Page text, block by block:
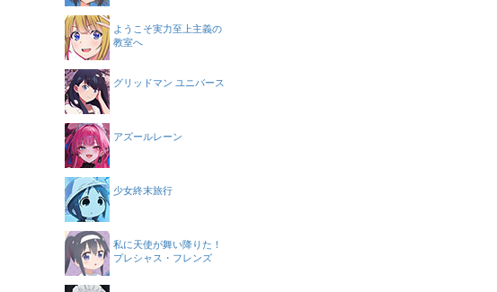
ようこそ実力至上主義の
教室へ
グリッドマン ユニバース
アズールレーン
少女終末旅行
私に天使が舞い降りた！
プレシャス・フレンズ